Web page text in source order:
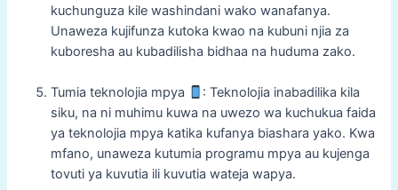
kuchunguza kile washindani wako wanafanya.
Unaweza kujifunza kutoka kwao na kubuni njia za
kuboresha au kubadilisha bidhaa na huduma zako.
Tumia teknolojia mpya
: Teknolojia inabadilika kila
siku, na ni muhimu kuwa na uwezo wa kuchukua faida
ya teknolojia mpya katika kufanya biashara yako. Kwa
mfano, unaweza kutumia programu mpya au kujenga
tovuti ya kuvutia ili kuvutia wateja wapya.